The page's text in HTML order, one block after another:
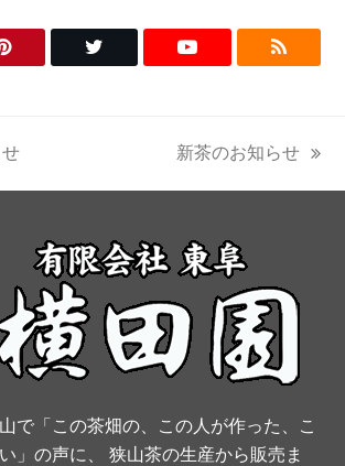
P
s
t
T
e
Y
u
b
R
next
post:
新茶のお知らせ
で「この茶畑の、この人が作った、こ
」の声に、 狭山茶の生産から販売ま